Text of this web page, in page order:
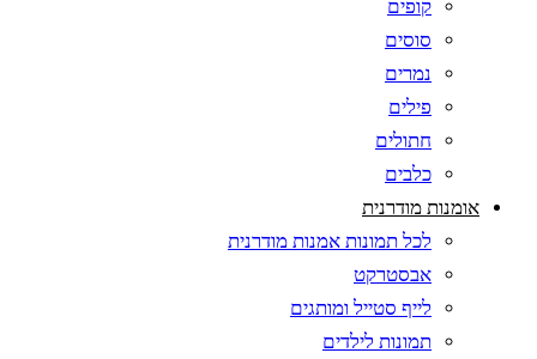
קופים
סוסים
נמרים
פילים
חתולים
כלבים
אומנות מודרנית
לכל תמונות אמנות מודרנית
אבסטרקט
לייף סטייל ומותגים
תמונות לילדים